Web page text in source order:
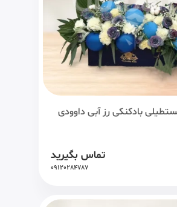
بادکنکی رز آبی داوودی
تماس بگیرید
09120284787